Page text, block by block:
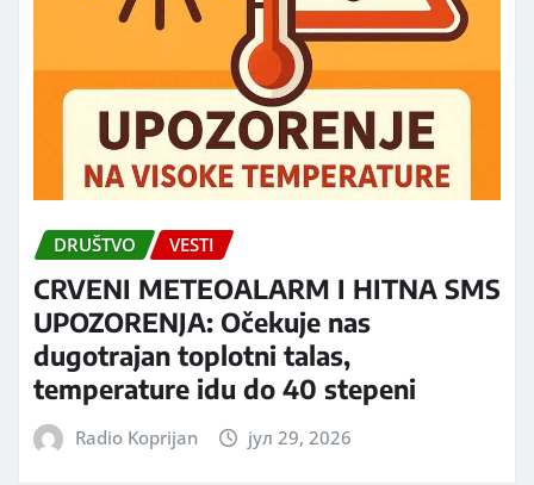
DRUŠTVO VESTI
CRVENI METEOALARM I HITNA SMS
UPOZORENJA: Očekuje nas
dugotrajan toplotni talas,
temperature idu do 40 stepeni
Radio Koprijan јул 29, 2026